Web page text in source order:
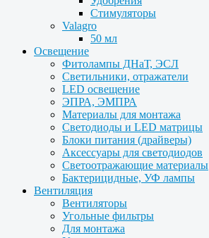
Стимуляторы
Valagro
50 мл
Освещение
Фитолампы ДНаТ, ЭСЛ
Светильники, отражатели
LED освещение
ЭПРА, ЭМПРА
Материалы для монтажа
Светодиоды и LED матрицы
Блоки питания (драйверы)
Аксессуары для светодиодов
Светоотражающие материалы
Бактерицидные, УФ лампы
Вентиляция
Вентиляторы
Угольные фильтры
Для монтажа